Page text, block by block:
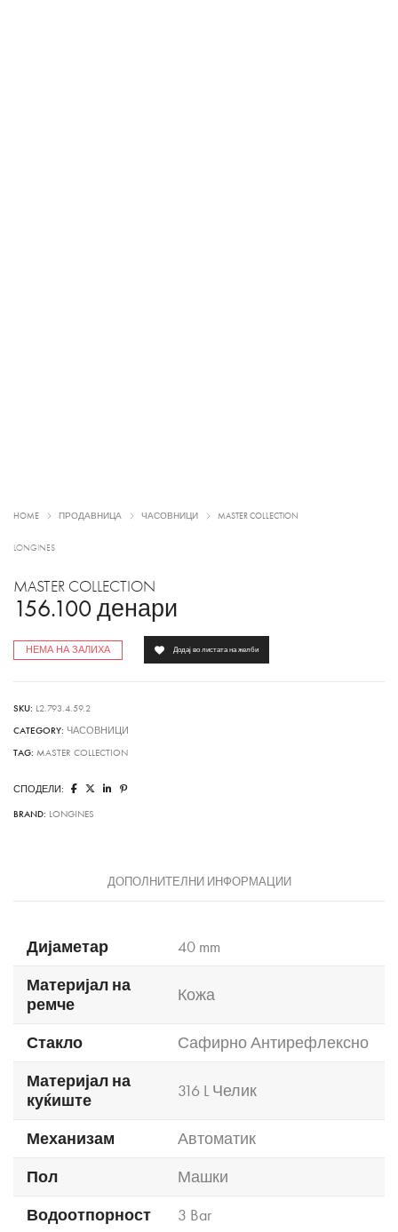
HOME ПРОДАВНИЦА ЧАСОВНИЦИ MASTER COLLECTION
LONGINES
MASTER COLLECTION
156.100 денари
НЕМА НА ЗАЛИХА Додај во листата на желби
SKU: L2.793.4.59.2
CATEGORY: ЧАСОВНИЦИ
TAG: MASTER COLLECTION
СПОДЕЛИ:
BRAND: LONGINES
ДОПОЛНИТЕЛНИ ИНФОРМАЦИИ
Дијаметар
40 mm
Материјал на
ремче
Кожа
Стакло
Сафирно Антирефлексно
Материјал на
куќиште
316 L Челик
Механизам
Автоматик
Пол
Машки
Водоотпорност
3 Bar